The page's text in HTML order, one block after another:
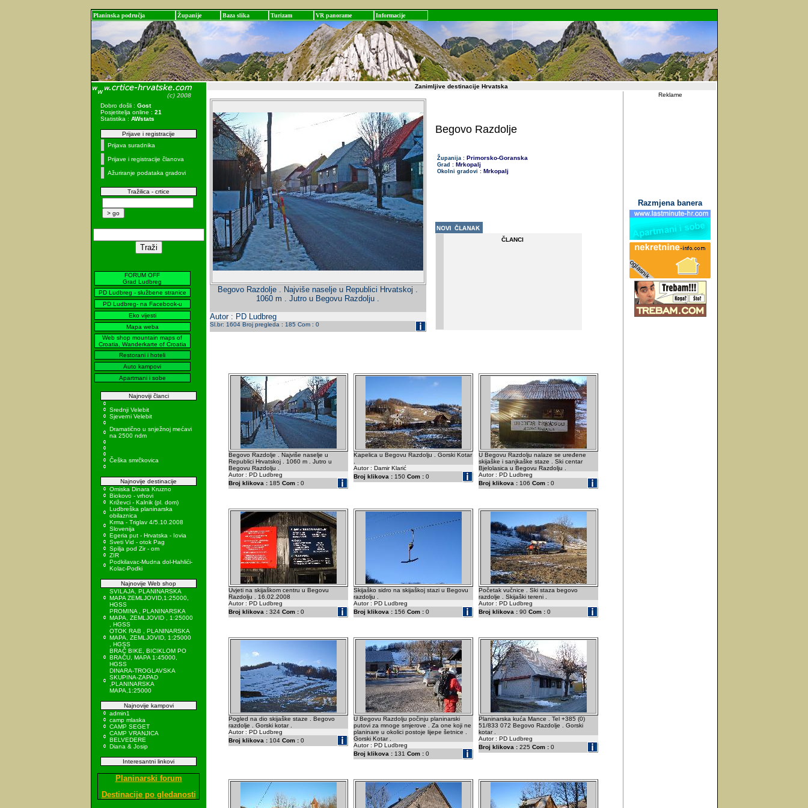
Planinska područja Županije Baza slika Turizam VR panorame Informacije
Dobro došli : Gost
Posjetitelja online : 21
Statistika : AWstats
Prijave i registracije
Prijava suradnika
Prijave i registracije članova
Ažuriranje podataka gradovi
Tražilica - crtice
FORUM OFF
Grad Ludbreg
PD Ludbreg - službene stranice
PD Ludbreg- na Facebook-u
Eko vijesti
Mapa weba
Web shop mountain maps of
Croatia, Wanderkarte of Croatia
Restorani i hoteli
Auto kampovi
Apartmani i sobe
Najnoviji članci
Srednji Velebit
Sjeverni Velebit
Dramatično u snježnoj mećavi
na 2500 ndm
Češka smrčkovica
Najnovije destinacije
Omiska Dinara Kruzno
Biokovo - vrhovi
Križevci - Kalnik (pl. dom)
Ludbreška planinarska
obilaznica
Krma - Triglav 4/5.10.2008
Slovenija
Egeria put - Hrvatska - Iovia
Sveti Vid - otok Pag
Spilja pod Zir - om
ZIR
Podkilavac-Mudna dol-Hahlići-
Kolac-Podki
Najnovije Web shop
SVILAJA, PLANINARSKA
MAPA ZEMLJOVID,1:25000,
HGSS
PROMINA , PLANINARSKA
MAPA, ZEMLJOVID , 1:25000
, HGSS
OTOK RAB , PLANINARSKA
MAPA, ZEMLJOVID, 1:25000
, HGSS
BRAČ BIKE, BICIKLOM PO
BRAČU, MAPA 1:45000,
HGSS
DINARA-TROGLAVSKA
SKUPINA-ZAPAD
,PLANINARSKA
MAPA,1:25000
Najnovije kampovi
admin1
camp mlaska
CAMP SEGET
CAMP VRANJICA
BELVEDERE
Diana & Josip
Interesantni linkovi
Planinarski forum
Destinacije po gledanosti
Zanimljive destinacije Hrvatska
Begovo Razdolje . Najviše naselje u Republici Hrvatskoj .
1060 m . Jutro u Begovu Razdolju .
Autor : PD Ludbreg
Sl.br: 1604 Broj pregleda : 185 Com : 0
Begovo Razdolje
Županija : Primorsko-Goranska
Grad : Mrkopalj
Okolni gradovi : Mrkopalj
ČLANCI
Begovo Razdolje . Najviše naselje u
Republici Hrvatskoj . 1060 m . Jutro u
Begovu Razdolju .
Autor : PD Ludbreg
Broj klikova : 185 Com : 0
Kapelica u Begovu Razdolju . Gorski Kotar
Autor : Damir Klarić
Broj klikova : 150 Com : 0
U Begovu Razdolju nalaze se uređene
skijaške i sanjkaške staze . Ski centar
Bjelolasica u Begovu Razdolju .
Autor : PD Ludbreg
Broj klikova : 106 Com : 0
Uvjeti na skijaškom centru u Begovu
Razdolju . 16.02.2008
Autor : PD Ludbreg
Broj klikova : 324 Com : 0
Skijaško sidro na skijaškoj stazi u Begovu
razdolju .
Autor : PD Ludbreg
Broj klikova : 156 Com : 0
Početak vučnice . Ski staza begovo
razdolje . Skijaški tereni .
Autor : PD Ludbreg
Broj klikova : 90 Com : 0
Pogled na dio skijaške staze . Begovo
razdolje . Gorski kotar .
Autor : PD Ludbreg
Broj klikova : 104 Com : 0
U Begovu Razdolju počinju planinarski
putovi za mnoge smjerove . Za one koji ne
planinare u okolici postoje lijepe šetnice .
Gorski Kotar .
Autor : PD Ludbreg
Broj klikova : 131 Com : 0
Planinarska kuća Mance . Tel +385 (0)
51/833 072 Begovo Razdolje . Gorski
kotar .
Autor : PD Ludbreg
Broj klikova : 225 Com : 0
Reklame
Razmjena banera